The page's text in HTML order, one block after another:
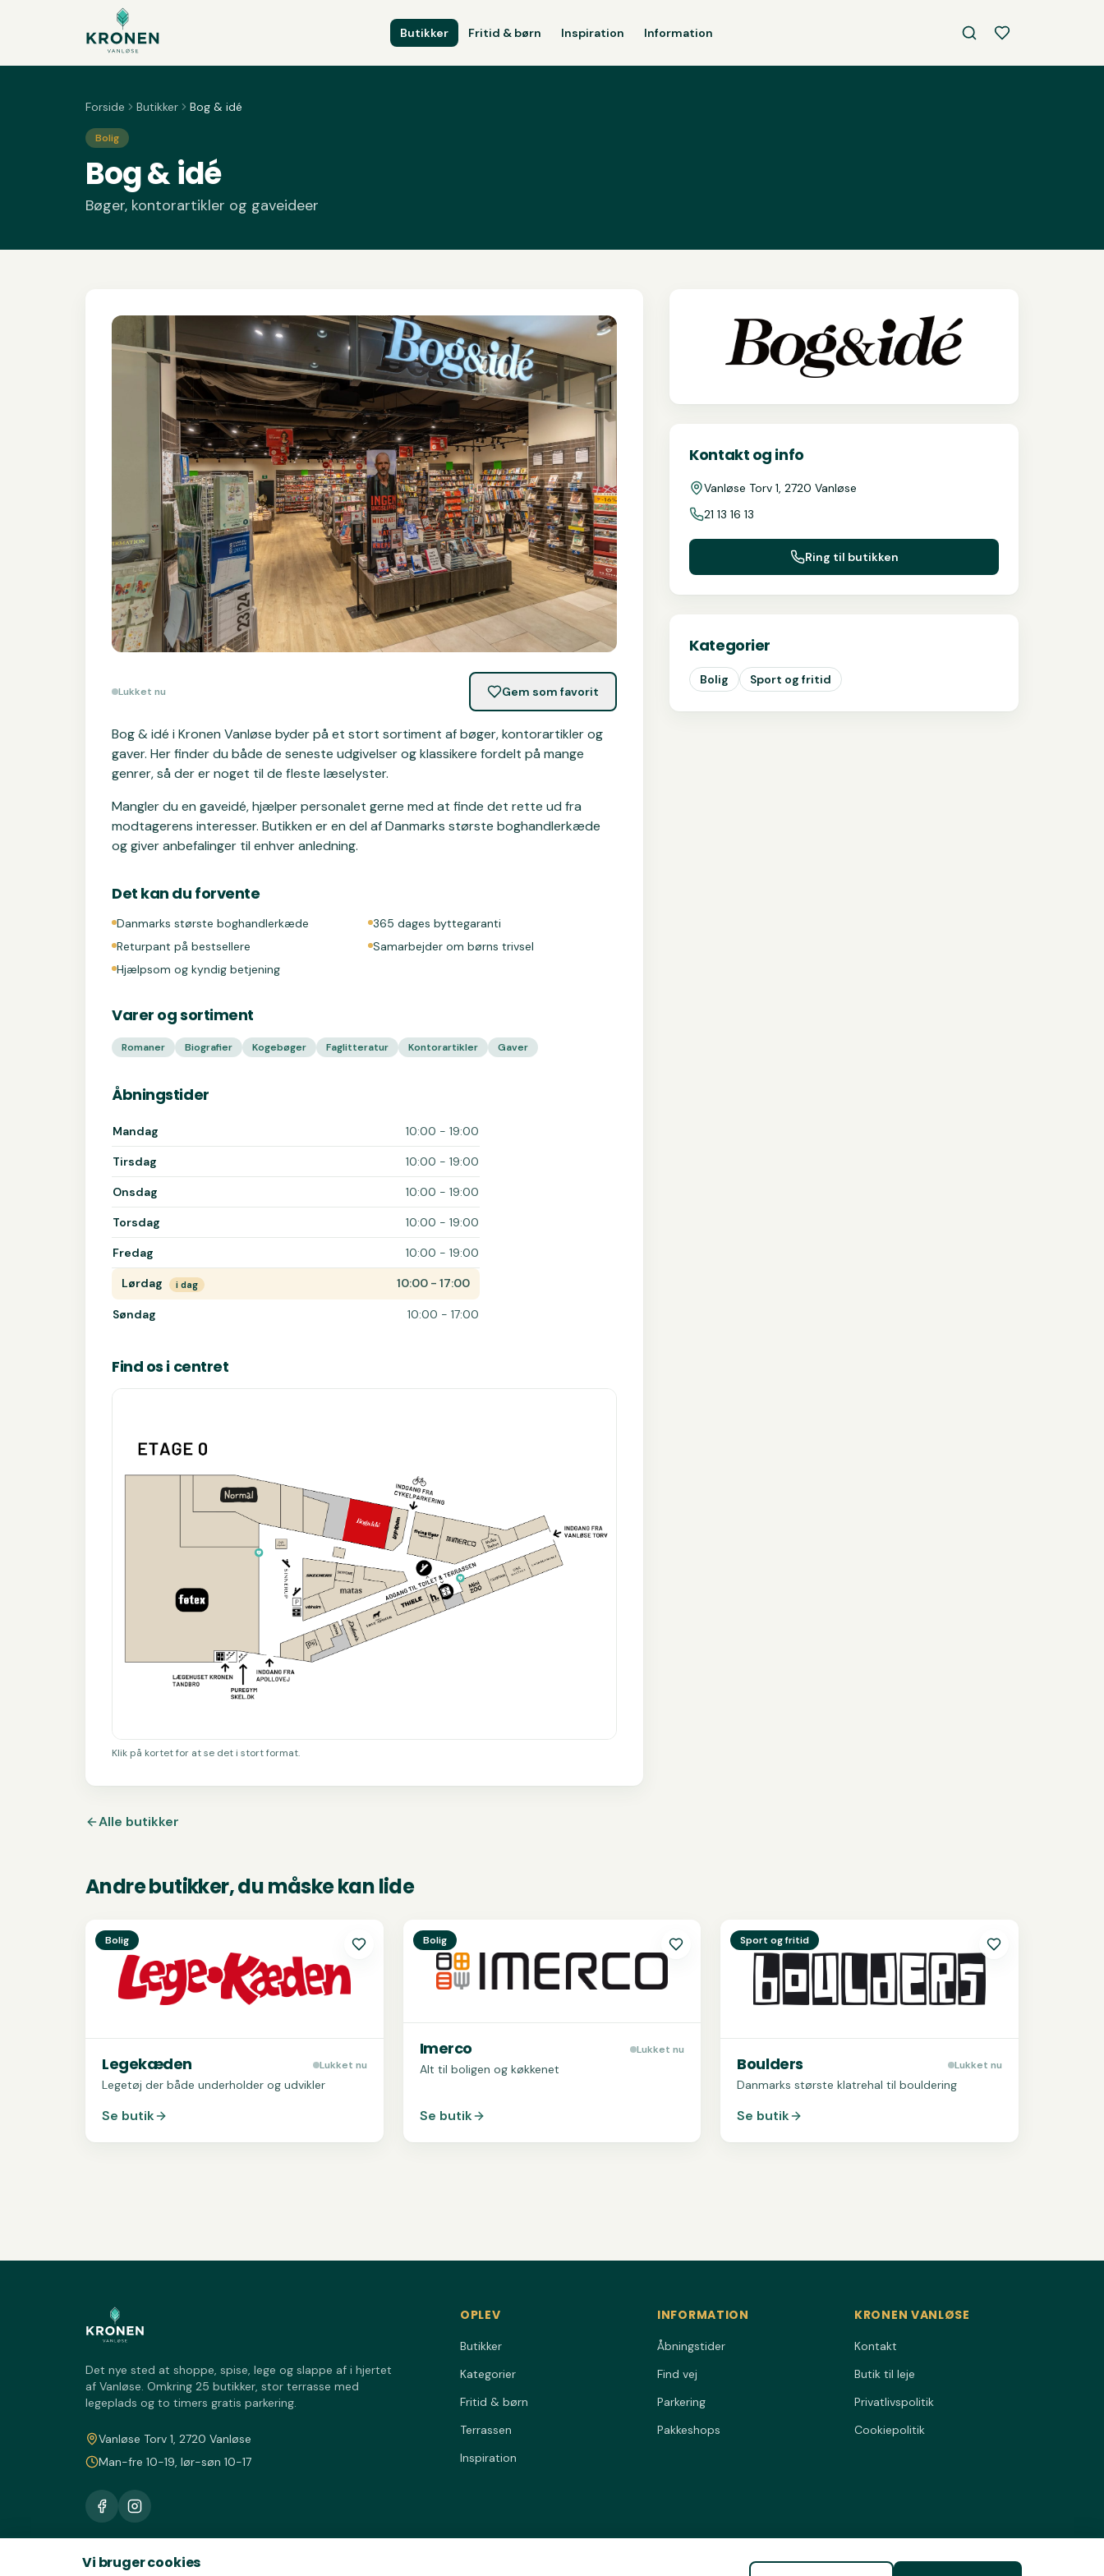
Butikker Fritid & børn Inspiration Information
Forside Butikker Bog & idé
Bolig
Bog & idé
Bøger, kontorartikler og gaveideer
Lukket nu Gem som favorit
Bog & idé i Kronen Vanløse byder på et stort sortiment af bøger, kontorartikler og
gaver. Her finder du både de seneste udgivelser og klassikere fordelt på mange
genrer, så der er noget til de fleste læselyster.
Mangler du en gaveidé, hjælper personalet gerne med at finde det rette ud fra
modtagerens interesser. Butikken er en del af Danmarks største boghandlerkæde
og giver anbefalinger til enhver anledning.
Det kan du forvente
Danmarks største boghandlerkæde
365 dages byttegaranti
Returpant på bestsellere
Samarbejder om børns trivsel
Hjælpsom og kyndig betjening
Varer og sortiment
Romaner Biografier Kogebøger Faglitteratur Kontorartikler Gaver
Åbningstider
Åbningstider for Bog & idé
Mandag 10:00 - 19:00
Tirsdag 10:00 - 19:00
Onsdag 10:00 - 19:00
Torsdag 10:00 - 19:00
Fredag 10:00 - 19:00
Lørdag i dag 10:00 - 17:00
Søndag 10:00 - 17:00
Find os i centret
Klik på kortet for at se det i stort format.
Kontakt og info
Vanløse Torv 1, 2720 Vanløse
21 13 16 13
Ring til butikken
Kategorier
Bolig Sport og fritid
Alle butikker
Andre butikker, du måske kan lide
SeLegekæden
Bolig
Legekæden Lukket nu
Legetøj der både underholder og udvikler
Se butik
SeImerco
Bolig
Imerco Lukket nu
Alt til boligen og køkkenet
Se butik
SeBoulders
Sport og fritid
Boulders Lukket nu
Danmarks største klatrehal til bouldering
Se butik
Det nye sted at shoppe, spise, lege og slappe af i hjertet
af Vanløse. Omkring 25 butikker, stor terrasse med
legeplads og to timers gratis parkering.
Vanløse Torv 1, 2720 Vanløse
Man-fre 10-19, lør-søn 10-17
OPLEV
Butikker
Kategorier
Fritid & børn
Terrassen
Inspiration
INFORMATION
Åbningstider
Find vej
Parkering
Pakkeshops
KRONEN VANLØSE
Kontakt
Butik til leje
Privatlivspolitik
Cookiepolitik
Vi bruger cookies